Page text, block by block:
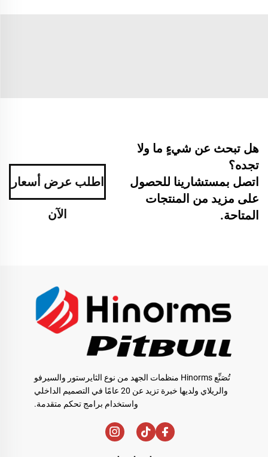
هل تبحث عن شيءٍ ما ولا
تجده؟
اتصل بمستشارينا للحصول
على مزيد من المنتجات
المتاحة.
اطلب عرض أسعار
الآن
تُصَنِّع Hinorms منظمات الجهد من نوع الثايرستور والسيرفو
والريلاي ولديها خبرة تزيد عن 20 عامًا في التصميم الداخلي
واستخدام برامج تحكم متقدمة.